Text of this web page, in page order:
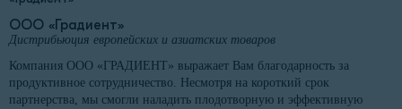
ООО «Градиент»
Дистрибьюция европейских и азиатских товаров
Компания ООО «ГРАДИЕНТ» выражает Вам благодарность за
продуктивное сотрудничество. Несмотря на короткий срок
партнерства, мы смогли наладить плодотворную и эффективную